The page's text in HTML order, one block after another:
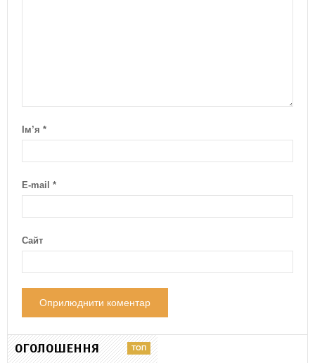
Ім’я *
E-mail *
Сайт
ОГОЛОШЕННЯ